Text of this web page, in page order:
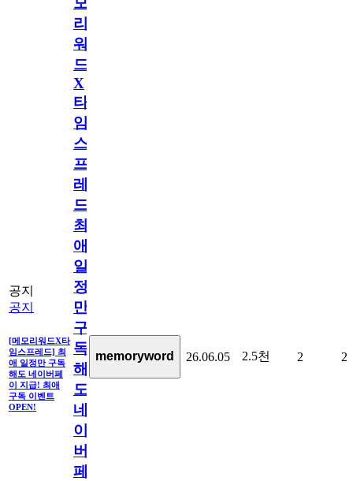
공지
공지
[메모리워드X타
임스프레드] 최
애 일정만 구독
해도 네이버페
이 지급! 최애
구독 이벤트
OPEN!
리
워
드
X
타
임
스
프
레
드]
최
애
일
정
만
구
독
해
도
네
이
버
페
memoryword 26.06.05 2.5천 2 2